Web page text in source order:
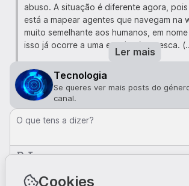
abuso. A situação é diferente agora,
está a mapear agentes que navegam na
muito semelhante aos humanos, em
isso já ocorre a uma escala gigantesca.
A Cloudflare estima que estes agentes
a realizar tarefas como ler páginas de
preços, executar tarefas online de várias
comparar voos, extrair e indexar
para modelos de IA, não para motores de
comparar e comprar, e lidar com
À data da redação deste texto, os dados
Ler mais
Tecnologia
Se queres ver mais posts do
canal.
O que tens a dizer?
Comentários · 0
Cookies